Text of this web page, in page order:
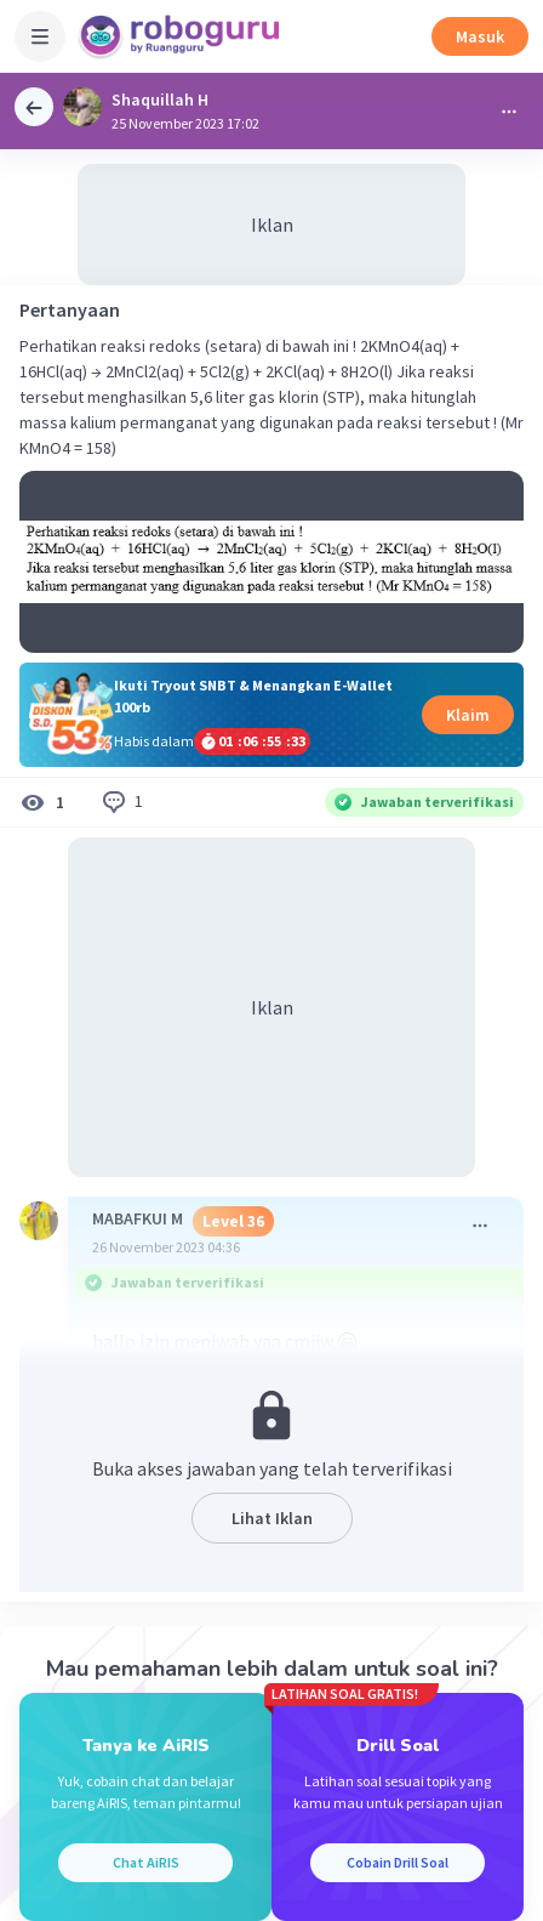
Masuk
Shaquillah H
25 November 2023 17:02
Iklan
Pertanyaan
Perhatikan reaksi redoks (setara) di bawah ini ! 2KMnO4(aq) +
16HCl(aq) → 2MnCl2(aq) + 5Cl2(g) + 2KCl(aq) + 8H2O(l) Jika reaksi
tersebut menghasilkan 5,6 liter gas klorin (STP), maka hitunglah
massa kalium permanganat yang digunakan pada reaksi tersebut ! (Mr
KMnO4 = 158)
Ikuti Tryout SNBT & Menangkan E-Wallet
100rb
Habis dalam
01 :06 :55 :33
Klaim
1 1 Jawaban terverifikasi
Iklan
MABAFKUI M Level 36
26 November 2023 04:36
Jawaban terverifikasi
1. reaksi sudah setara jadi tidak perlu disetarakan
2. lihat perbandingan koefisien antara senyawa
yang diketahui dan senyawa yang ditanyakan di
3. tulis angka perbandingan unsur tersebut untuk
menghitung jumlah mol yang bereaksi(sesuai
22,4
5. setelah ketemu molnya maka bandingkan
koefisien senyawa KMnO4 dengan Cl2 yaitu 2:5,
berarti mol untuk KMnO4 nya adalah 2/5 dari mol
Cl2
6. langkah terakhir yaitu menghitung massa
Buka akses jawaban yang telah terverifikasi
Lihat Iklan
Mau pemahaman lebih dalam untuk soal ini?
Tanya ke AiRIS
Yuk, cobain chat dan belajar
bareng AiRIS, teman pintarmu!
Chat AiRIS
LATIHAN SOAL GRATIS!
Drill Soal
Latihan soal sesuai topik yang
kamu mau untuk persiapan ujian
Cobain Drill Soal